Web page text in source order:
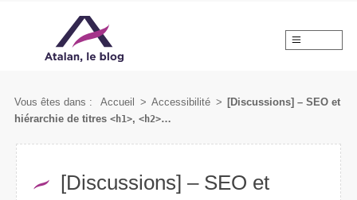
Vous êtes dans : Accueil > Accessibilité > [Discussions] – SEO et
hiérarchie de titres <h1>, <h2>…
[Discussions] – SEO et